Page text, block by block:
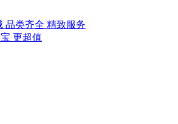
品类齐全 精致服务
宝 更超值